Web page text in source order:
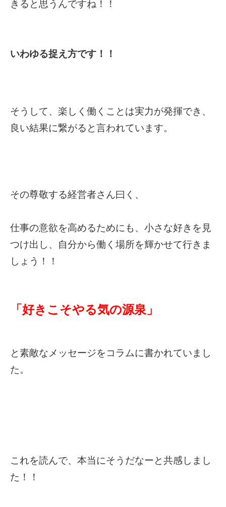
きると思うんですね！！
いわゆる捉え方です！！
そうして、楽しく働くことは実力が発揮でき、
良い結果に繋がると言われています。
その尊敬する経営者さん曰く、
仕事の意欲を高めるためにも、小さな好きを見
つけ出し、自分から働く場所を輝かせて行きま
しょう！！
「好きこそやる気の源泉」
と素敵なメッセージをコラムに書かれていまし
た。
これを読んで、本当にそうだなーと共感しまし
た！！